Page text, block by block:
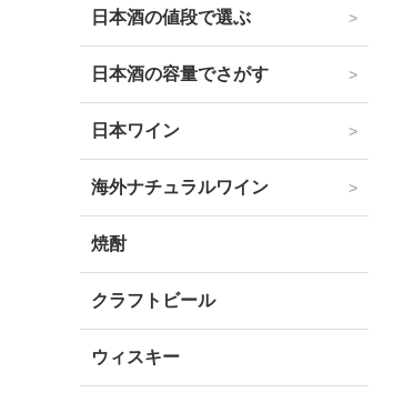
日本酒の値段で選ぶ
日本酒の容量でさがす
日本ワイン
海外ナチュラルワイン
焼酎
クラフトビール
ウィスキー